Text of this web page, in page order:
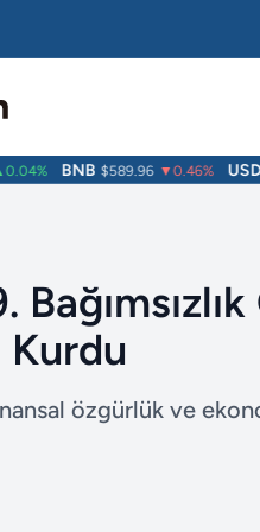
BNB $589.96 ▼0.46% USDC
Kurdu
özgürlük ve